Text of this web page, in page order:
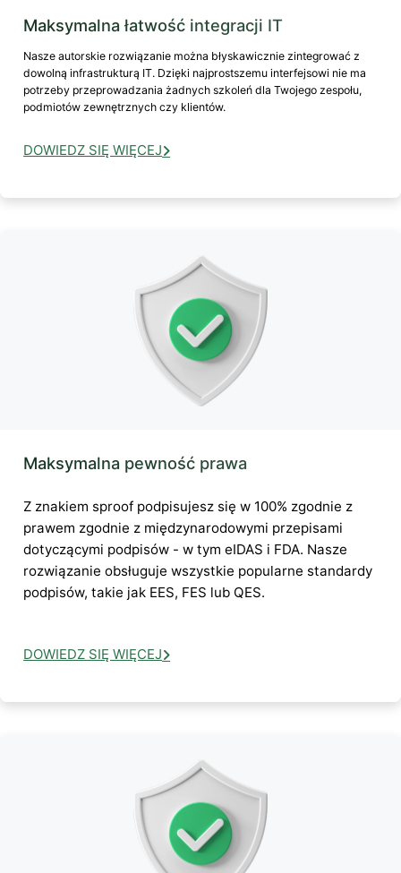
Maksymalna łatwość integracji IT
Nasze autorskie rozwiązanie można błyskawicznie zintegrować z
dowolną infrastrukturą IT. Dzięki najprostszemu interfejsowi nie ma
potrzeby przeprowadzania żadnych szkoleń dla Twojego zespołu,
podmiotów zewnętrznych czy klientów.
DOWIEDZ SIĘ WIĘCEJ
Maksymalna pewność prawa
Z znakiem sproof podpisujesz się w 100% zgodnie z
prawem zgodnie z międzynarodowymi przepisami
dotyczącymi podpisów - w tym eIDAS i FDA. Nasze
rozwiązanie obsługuje wszystkie popularne standardy
podpisów, takie jak EES, FES lub QES.
DOWIEDZ SIĘ WIĘCEJ